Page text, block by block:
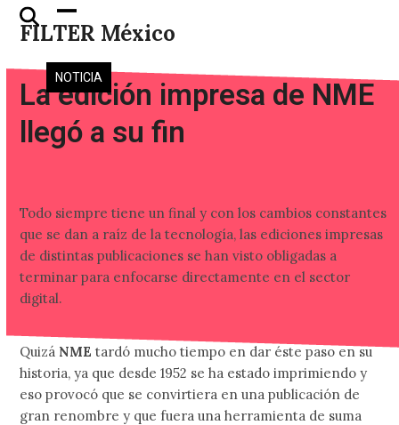
Skip
FILTER México
Open
mobile
menu
Close
mobile
menu
NOTICIA
La edición impresa de NME
llegó a su fin
Todo siempre tiene un final y con los cambios constantes
que se dan a raíz de la tecnología, las ediciones impresas
de distintas publicaciones se han visto obligadas a
terminar para enfocarse directamente en el sector
digital.
Quizá NME tardó mucho tiempo en dar éste paso en su
historia, ya que desde 1952 se ha estado imprimiendo y
eso provocó que se convirtiera en una publicación de
gran renombre y que fuera una herramienta de suma